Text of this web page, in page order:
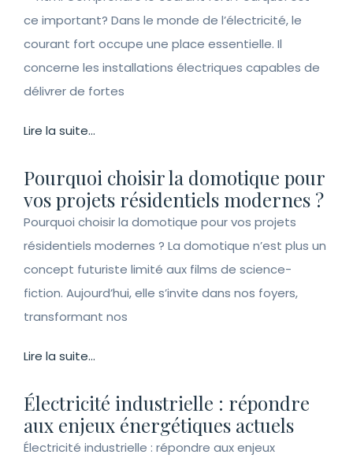
ce important? Dans le monde de l’électricité, le
courant fort occupe une place essentielle. Il
concerne les installations électriques capables de
délivrer de fortes
Lire la suite...
Pourquoi choisir la domotique pour
vos projets résidentiels modernes ?
Pourquoi choisir la domotique pour vos projets
résidentiels modernes ? La domotique n’est plus un
concept futuriste limité aux films de science-
fiction. Aujourd’hui, elle s’invite dans nos foyers,
transformant nos
Lire la suite...
Électricité industrielle : répondre
aux enjeux énergétiques actuels
Électricité industrielle : répondre aux enjeux